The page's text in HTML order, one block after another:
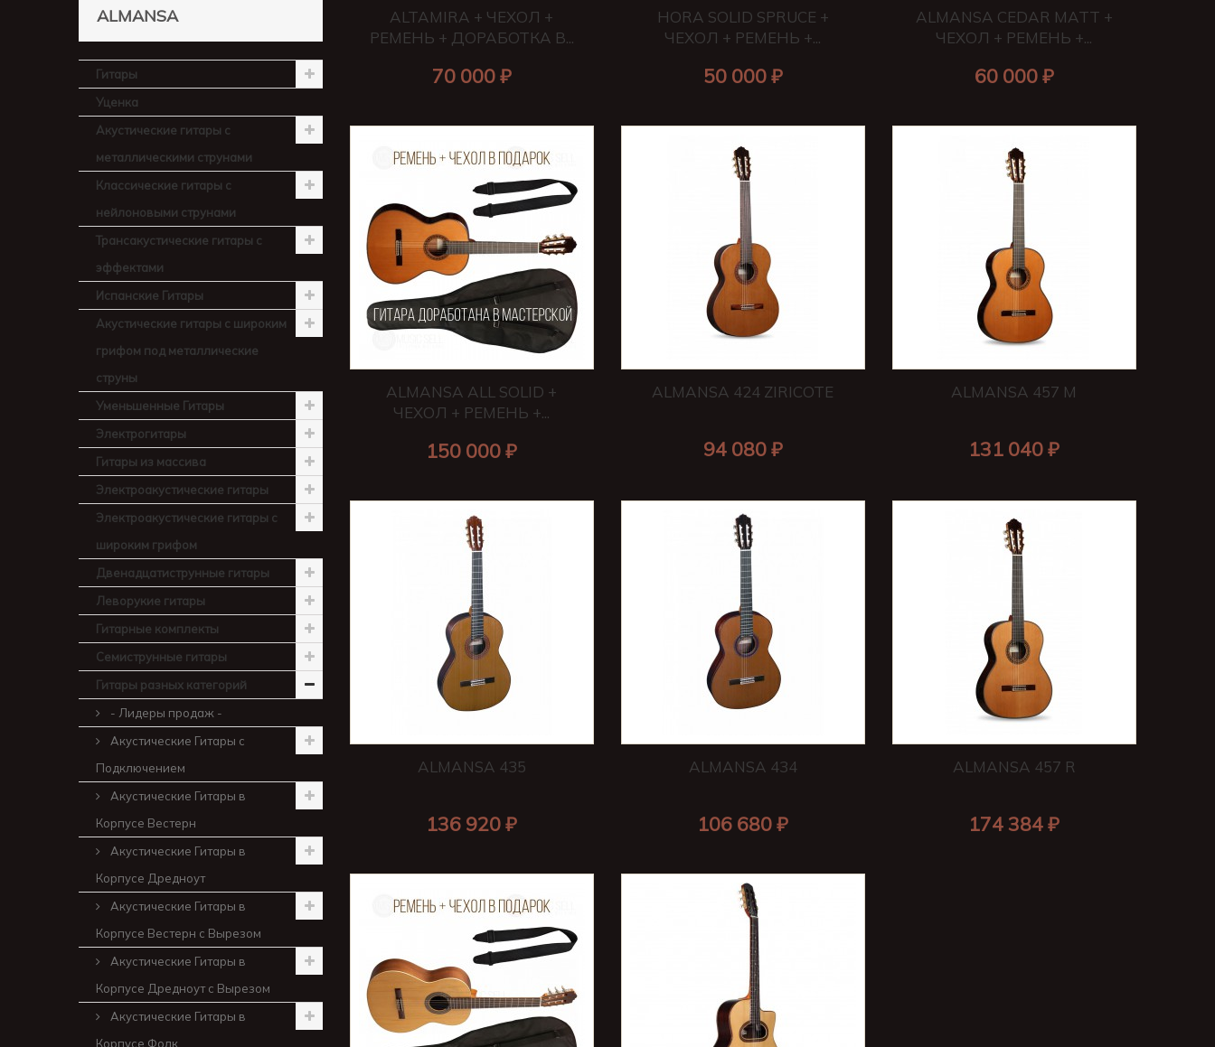
ALMANSA
Гитары
Уценка
Акустические гитары с
металлическими струнами
Классические гитары с
нейлоновыми струнами
Трансакустические гитары с
эффектами
Испанские Гитары
Акустические гитары с широким
грифом под металлические
струны
Уменьшенные Гитары
Электрогитары
Гитары из массива
Электроакустические гитары
Электроакустические гитары с
широким грифом
Двенадцатиструнные гитары
Леворукие гитары
Гитарные комплекты
Семиструнные гитары
Гитары разных категорий
- Лидеры продаж -
Акустические Гитары с
Подключением
Акустические Гитары в
Корпусе Вестерн
Акустические Гитары в
Корпусе Дредноут
Акустические Гитары в
Корпусе Вестерн с Вырезом
Акустические Гитары в
Корпусе Дредноут с Вырезом
Акустические Гитары в
Корпусе Фолк
ALTAMIRA + ЧЕХОЛ +
РЕМЕНЬ + ДОРАБОТКА В...
70 000 ₽
HORA SOLID SPRUCE +
ЧЕХОЛ + РЕМЕНЬ +...
50 000 ₽
ALMANSA CEDAR MATT +
ЧЕХОЛ + РЕМЕНЬ +...
60 000 ₽
ALMANSA ALL SOLID +
ЧЕХОЛ + РЕМЕНЬ +...
150 000 ₽
ALMANSA 424 ZIRICOTE
94 080 ₽
ALMANSA 457 M
131 040 ₽
ALMANSA 435
136 920 ₽
ALMANSA 434
106 680 ₽
ALMANSA 457 R
174 384 ₽